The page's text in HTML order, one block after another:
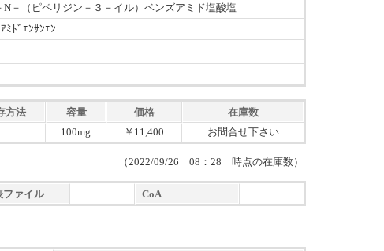
N－（ピペリジン－３－イル）ベンズアミド塩酸塩
ﾐﾄﾞｴﾝｻﾝｴﾝ
方法 容量 価格
在庫数
100mg ￥11,400 お問合せ下さい
（2022/09/26 08：28 時点の在庫数）
ファイル CoA